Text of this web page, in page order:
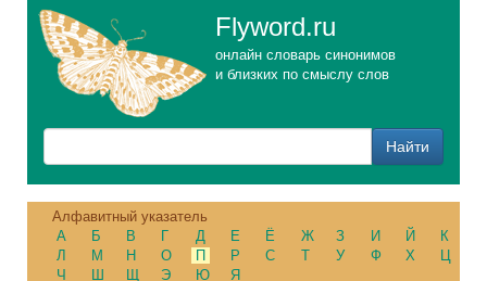
Flyword.ru
онлайн словарь синонимов
и близких по смыслу слов
Алфавитный указатель
А
Б В Г Д Е Ё Ж З И Й
К
Л
М Н О П Р С Т У Ф Х
Ц
Ч
Ш Щ Э Ю Я